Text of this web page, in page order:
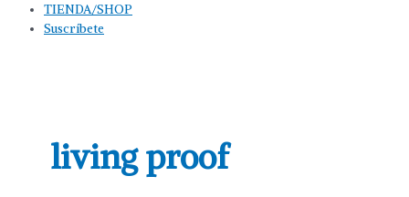
TIENDA/SHOP
Suscríbete
living proof